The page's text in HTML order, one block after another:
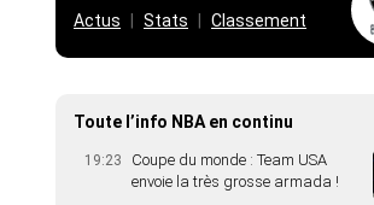
Actus
Stats Classement
Toute l’info NBA en continu
19:23
Coupe du monde : Team USA
envoie la très grosse armada !